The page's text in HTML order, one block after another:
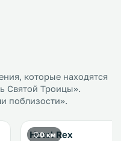
которые находятся
Святой Троицы».
поблизости».
0 км
Hotel Rex